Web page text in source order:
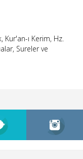
ı Kerim, Hz.
Sureler ve